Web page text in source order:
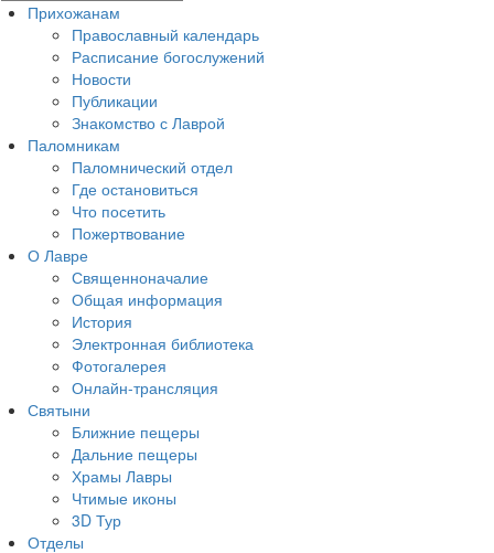
Прихожанам
Православный календарь
Расписание богослужений
Новости
Публикации
Знакомство с Лаврой
Паломникам
Паломнический отдел
Где остановиться
Что посетить
Пожертвование
О Лавре
Священноначалие
Общая информация
История
Электронная библиотека
Фотогалерея
Онлайн-трансляция
Святыни
Ближние пещеры
Дальние пещеры
Храмы Лавры
Чтимые иконы
3D Тур
Отделы